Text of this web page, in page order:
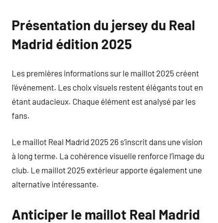
Présentation du jersey du Real
Madrid édition 2025
Les premières informations sur le maillot 2025 créent
l’événement. Les choix visuels restent élégants tout en
étant audacieux. Chaque élément est analysé par les
fans.
Le maillot Real Madrid 2025 26 s’inscrit dans une vision
à long terme. La cohérence visuelle renforce l’image du
club. Le maillot 2025 extérieur apporte également une
alternative intéressante.
Anticiper le maillot Real Madrid